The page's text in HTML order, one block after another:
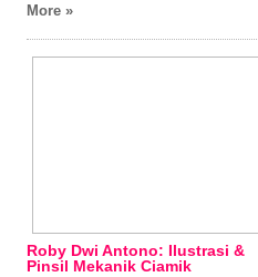
More »
Roby Dwi Antono: Ilustrasi &
Pinsil Mekanik Ciamik